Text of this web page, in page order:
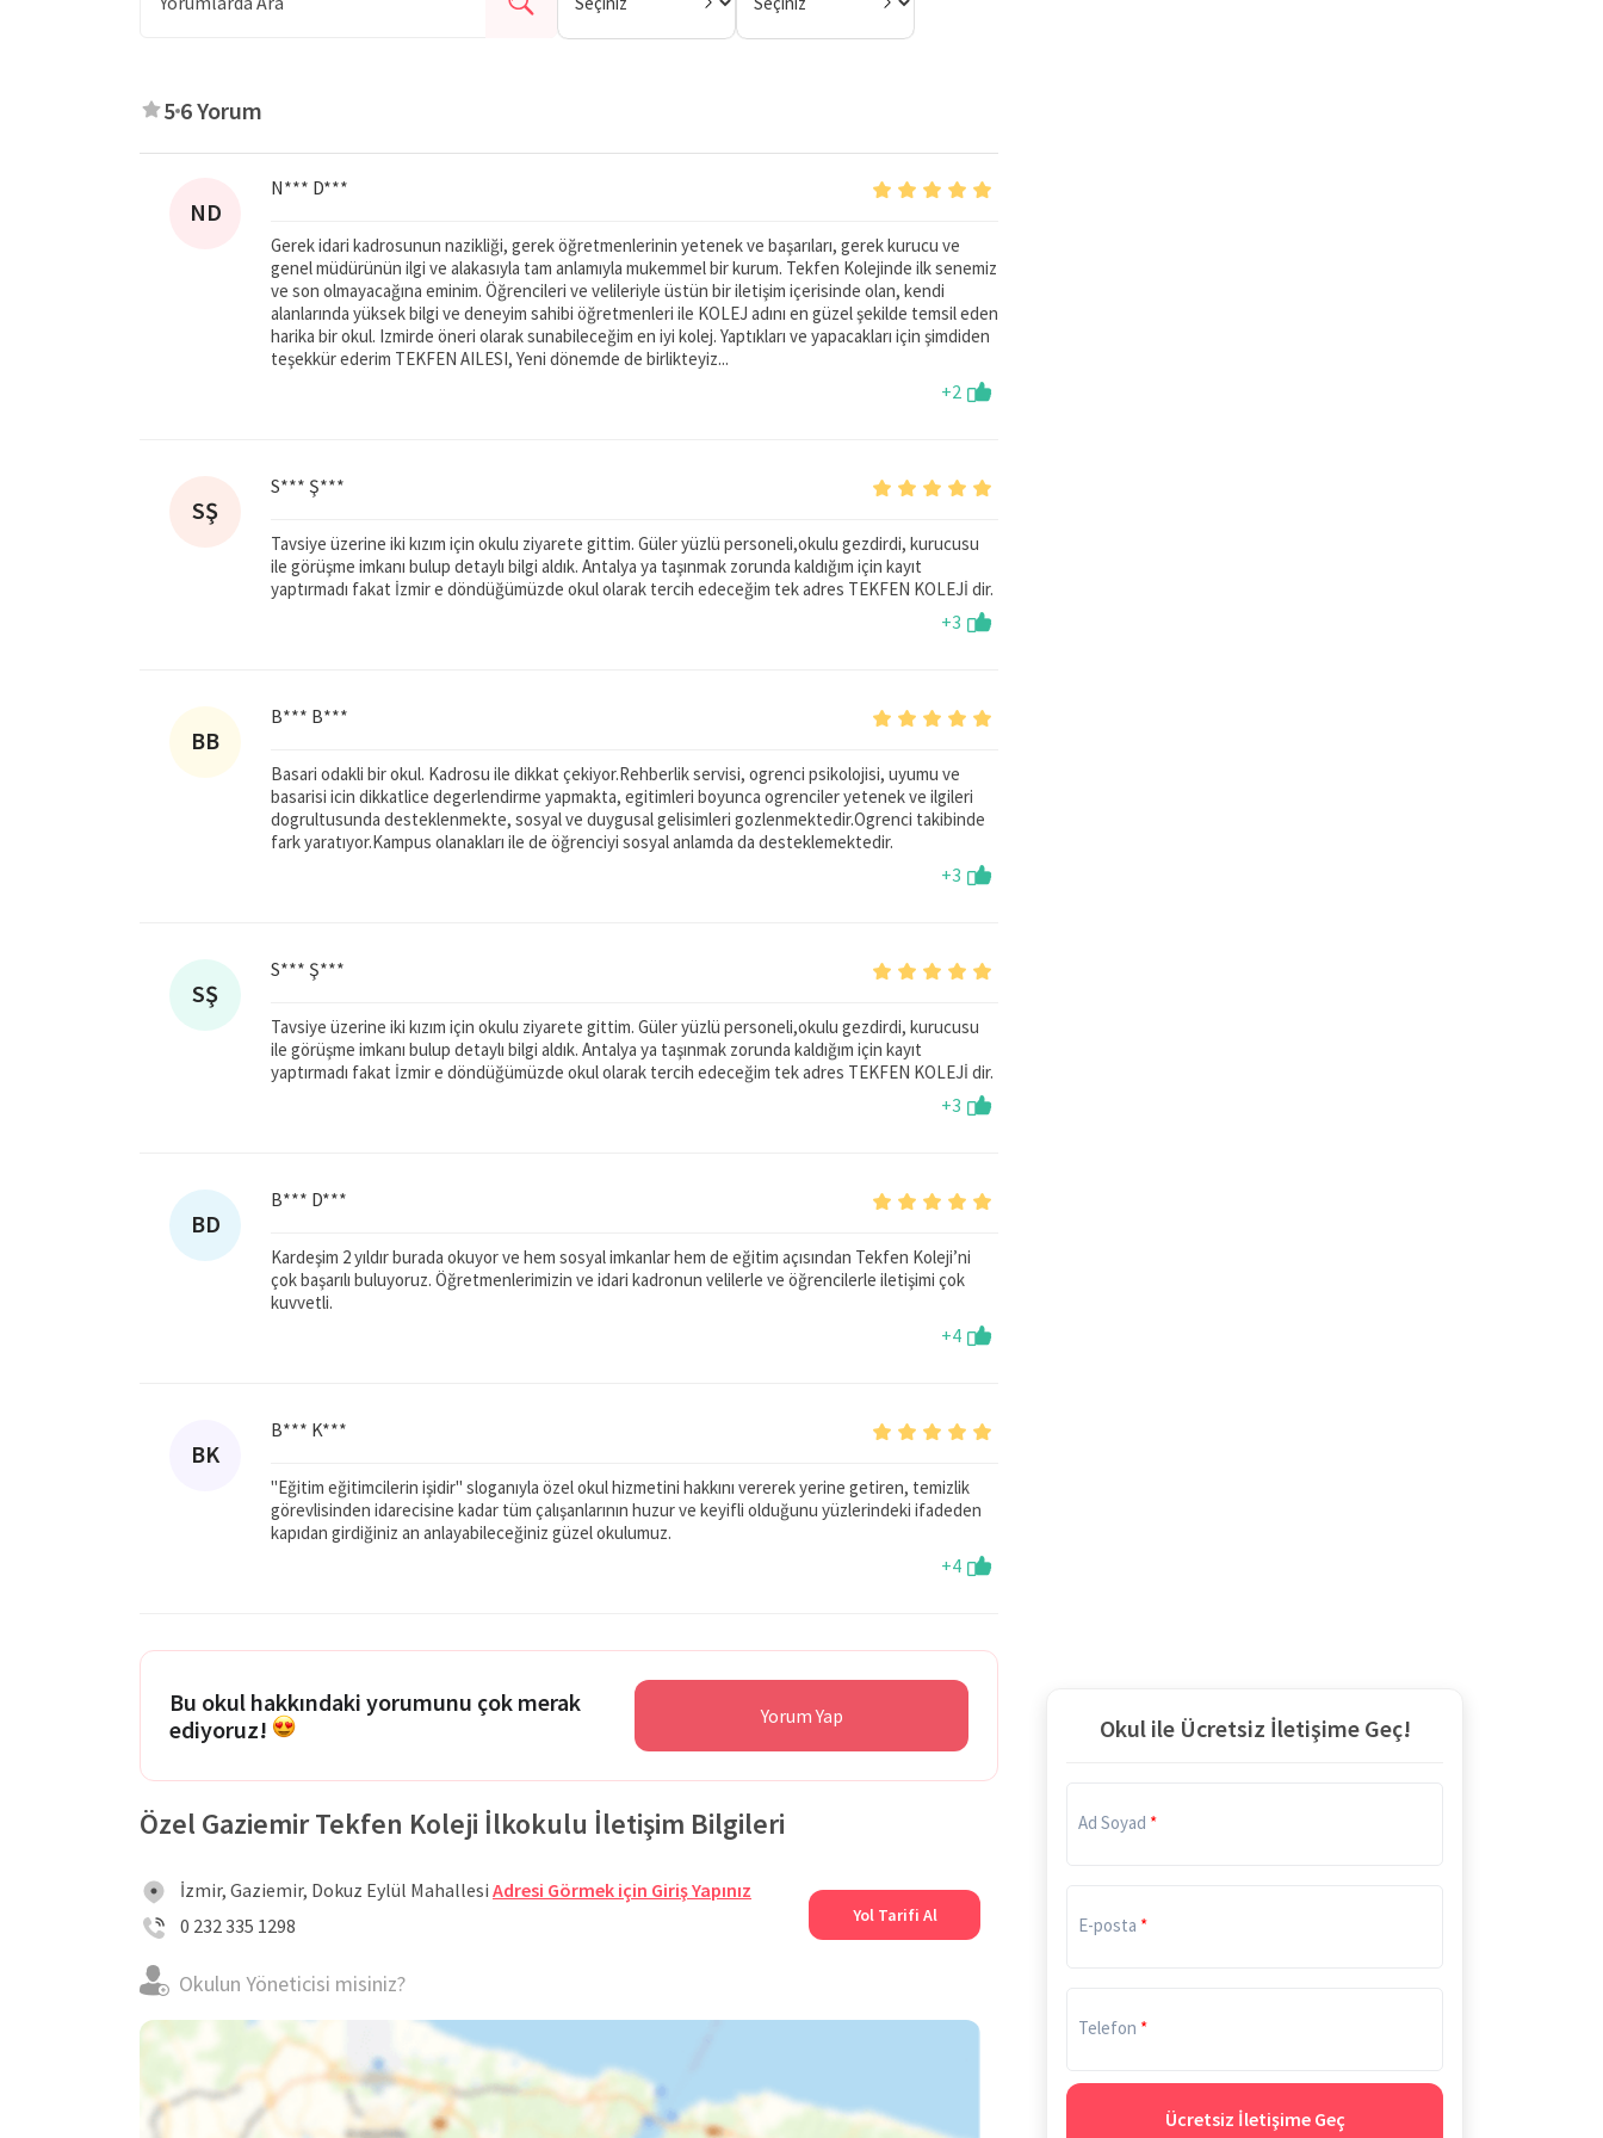
konuşulan İspanyolca’ yı ikinci yabancı dil olarak öğrencileriyle buluşturmaktadır. Sunduğu eğitimi,
5 6 Yorum
ND
N*** D***
Gerek idari kadrosunun nazikliği, gerek öğretmenlerinin yetenek ve başarıları, gerek kurucu ve
genel müdürünün ilgi ve alakasıyla tam anlamıyla mukemmel bir kurum. Tekfen Kolejinde ilk senemiz
ve son olmayacağına eminim. Öğrencileri ve velileriyle üstün bir iletişim içerisinde olan, kendi
alanlarında yüksek bilgi ve deneyim sahibi öğretmenleri ile KOLEJ adını en güzel şekilde temsil eden
harika bir okul. Izmirde öneri olarak sunabileceğim en iyi kolej. Yaptıkları ve yapacakları için şimdiden
teşekkür ederim TEKFEN AILESI, Yeni dönemde de birlikteyiz...
+2
SŞ
S*** Ş***
Tavsiye üzerine iki kızım için okulu ziyarete gittim. Güler yüzlü personeli,okulu gezdirdi, kurucusu
ile görüşme imkanı bulup detaylı bilgi aldık. Antalya ya taşınmak zorunda kaldığım için kayıt
yaptırmadı fakat İzmir e döndüğümüzde okul olarak tercih edeceğim tek adres TEKFEN KOLEJİ dir.
+3
BB
B*** B***
Basari odakli bir okul. Kadrosu ile dikkat çekiyor.Rehberlik servisi, ogrenci psikolojisi, uyumu ve
basarisi icin dikkatlice degerlendirme yapmakta, egitimleri boyunca ogrenciler yetenek ve ilgileri
dogrultusunda desteklenmekte, sosyal ve duygusal gelisimleri gozlenmektedir.Ogrenci takibinde
fark yaratıyor.Kampus olanakları ile de öğrenciyi sosyal anlamda da desteklemektedir.
+3
SŞ
S*** Ş***
Tavsiye üzerine iki kızım için okulu ziyarete gittim. Güler yüzlü personeli,okulu gezdirdi, kurucusu
ile görüşme imkanı bulup detaylı bilgi aldık. Antalya ya taşınmak zorunda kaldığım için kayıt
yaptırmadı fakat İzmir e döndüğümüzde okul olarak tercih edeceğim tek adres TEKFEN KOLEJİ dir.
+3
BD
B*** D***
Kardeşim 2 yıldır burada okuyor ve hem sosyal imkanlar hem de eğitim açısından Tekfen Koleji’ni
çok başarılı buluyoruz. Öğretmenlerimizin ve idari kadronun velilerle ve öğrencilerle iletişimi çok
kuvvetli.
+4
BK
B*** K***
"Eğitim eğitimcilerin işidir" sloganıyla özel okul hizmetini hakkını vererek yerine getiren, temizlik
görevlisinden idarecisine kadar tüm çalışanlarının huzur ve keyifli olduğunu yüzlerindeki ifadeden
kapıdan girdiğiniz an anlayabileceğiniz güzel okulumuz.
+4
Bu okul hakkındaki yorumunu çok merak
ediyoruz!
Yorum Yap
Özel Gaziemir Tekfen Koleji İlkokulu İletişim Bilgileri
İzmir, Gaziemir, Dokuz Eylül Mahallesi Adresi Görmek için Giriş Yapınız
0 232 335 1298
Yol Tarifi Al
Okulun Yöneticisi misiniz?
Okul ile Ücretsiz İletişime Geç!
Ad Soyad
E-posta
Telefon
Ücretsiz İletişime Geç